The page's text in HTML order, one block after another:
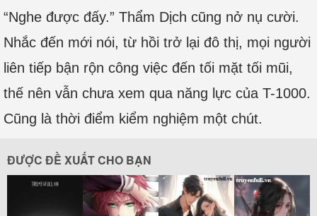
“Nghe được đấy.” Thẩm Dịch cũng nở nụ cười.
Nhắc đến mới nói, từ hồi trở lại đô thị, mọi người
liên tiếp bận rộn công việc đến tối mặt tối mũi,
thế nên vẫn chưa xem qua năng lực của T-1000.
Cũng là thời điểm kiểm nghiệm một chút.
ĐƯỢC ĐỀ XUẤT CHO BẠN